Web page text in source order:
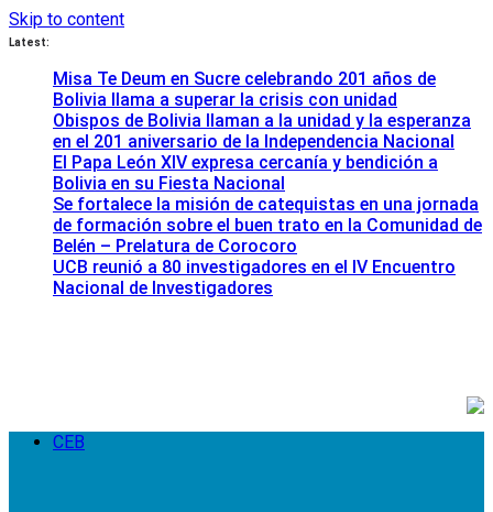
Skip to content
Latest:
Misa Te Deum en Sucre celebrando 201 años de
Bolivia llama a superar la crisis con unidad
Obispos de Bolivia llaman a la unidad y la esperanza
en el 201 aniversario de la Independencia Nacional
El Papa León XIV expresa cercanía y bendición a
Bolivia en su Fiesta Nacional
Se fortalece la misión de catequistas en una jornada
de formación sobre el buen trato en la Comunidad de
Belén – Prelatura de Corocoro
UCB reunió a 80 investigadores en el IV Encuentro
Nacional de Investigadores
CEB